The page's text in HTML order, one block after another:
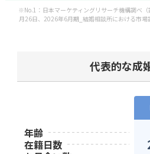
※No.1：日本マーケティングリサーチ機構調べ
月26日、2026年6月期_結婚相談所における市場
代表的な成
年齢
在籍日数